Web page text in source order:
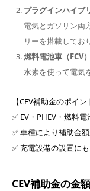
プラグインハイブ
電気とガソリン両
リーを搭載してお
燃料電池車（FCV）
水素を使って電気
【CEV補助金のポイン
✅ EV・PHEV・燃料
✅ 車種により補助金
✅ 充電設備の設置に
CEV補助金の金額